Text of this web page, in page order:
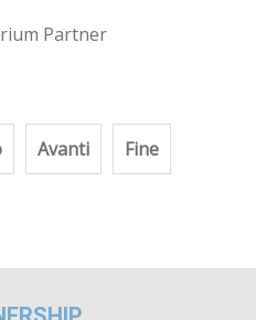
Partner
Avanti Fine